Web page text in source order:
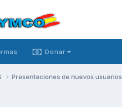
Donar
Presentaciones de nuevos usuarios